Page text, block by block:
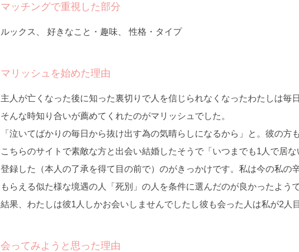
マッチングで重視した部分
ルックス、 好きなこと・趣味、 性格・タイプ
マリッシュを始めた理由
主人が亡くなった後に知った裏切りで人を信じられなくなったわたしは毎
そんな時知り合いが薦めてくれたのがマリッシュでした。
「泣いてばかりの毎日から抜け出す為の気晴らしになるから」と。彼の方
こちらのサイトで素敵な方と出会い結婚したそうで「いつまでも1人で居
登録した（本人の了承を得て目の前で）のがきっかけです。私は今の私の
もらえる似た様な境遇の人「死別」の人を条件に選んだのが良かったようで
結果、わたしは彼1人しかお会いしませんでしたし彼も会った人は私が2人
会ってみようと思った理由